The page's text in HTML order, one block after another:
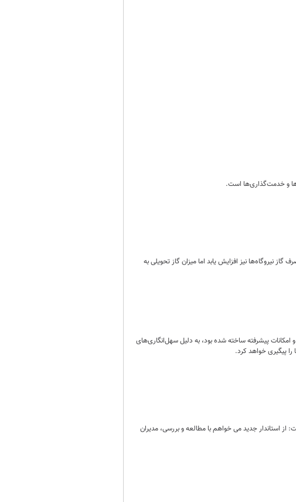
و خدمت‌گذاری‌ها است.
انتظار می‌رفت مصرف گاز نیروگاه‌ها نیز افزایش یابد اما میزان گاز تحویلی به
پیشرفته ساخته شده بود، به دلیل سهل‌انگاری‌های
پیگیری خواهد کرد.
استاندار جدید می خواهم با مطالعه و بررسی، مدیران